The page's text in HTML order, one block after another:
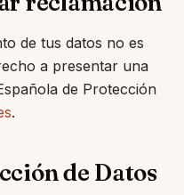
de tus datos no es
a presentar una
de Protección
.
de Datos